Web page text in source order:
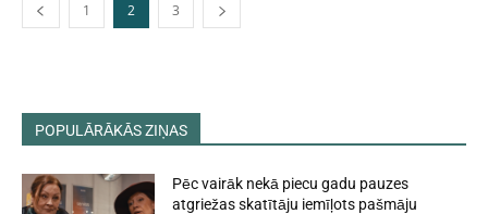
1 2 3
POPULĀRĀKĀS ZIŅAS
Pēc vairāk nekā piecu gadu pauzes
atgriežas skatītāju iemīļots pašmāju